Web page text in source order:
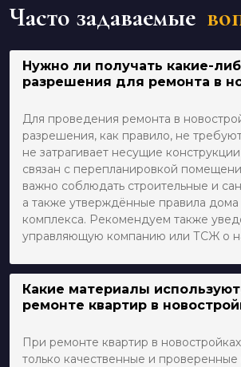
Часто задаваемые
Нужно ли получать какие-
разрешения для ремонта в
Для проведения ремонта в
разрешения, как правило, не
не затрагивает несущие
связан с перепланировкой
важно соблюдать строительные и
а также утверждённые правила
комплекса. Рекомендуем также
управляющую компанию или ТСЖ о
Какие материалы
ремонте квартир в
При ремонте квартир в
только качественные и